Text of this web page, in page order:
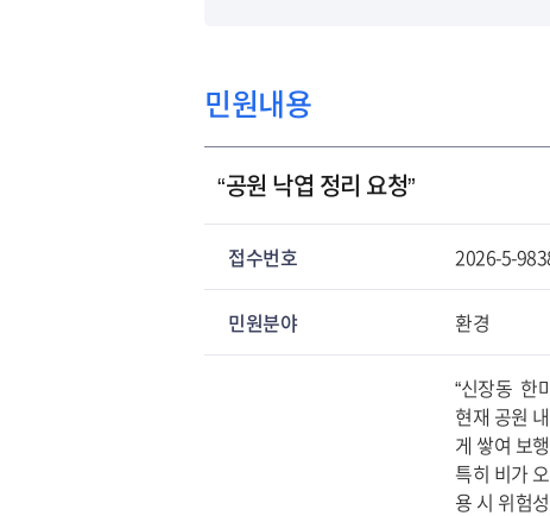
민원내용
“공원 낙엽 정리 요청”
접수번호 2026-5-
민원분야 환경
“신장동 한
현재 공원
게 쌓여 보
특히 비가
용 시 위험